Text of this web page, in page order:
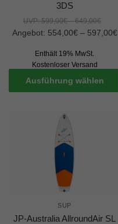
3DS
UVP:599,00€–649,00€
Angebot: 554,00€– 597,00€
Enthält 19% MwSt.
Kostenloser Versand
Ausführung wählen
SUP
JP-Australia AllroundAir SL